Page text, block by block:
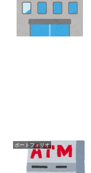
ポートフォリオ